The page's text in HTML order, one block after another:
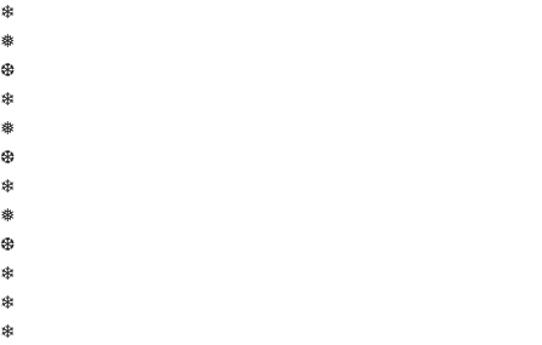
❄
❅
❆
❄
❅
❆
❄
❅
❆
❄
❄
❄